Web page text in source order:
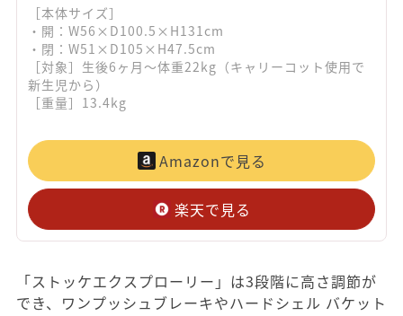
［本体サイズ］
・開：W56×D100.5×H131cm
・閉：W51×D105×H47.5cm
［対象］生後6ヶ月～体重22kg（キャリーコット使用で
新生児から）
［重量］13.4kg
Amazonで見る
楽天で見る
「ストッケエクスプローリー」は3段階に高さ調節が
でき、ワンプッシュブレーキやハードシェル バケット